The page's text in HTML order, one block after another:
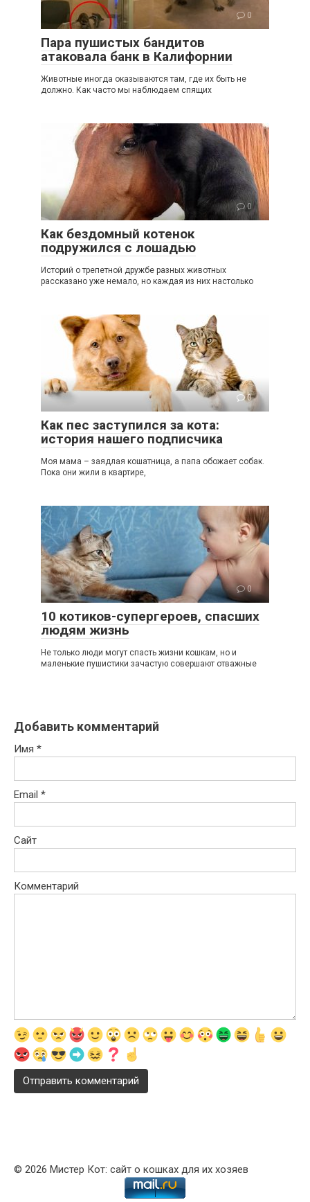
0
Пара пушистых бандитов
атаковала банк в Калифорнии
Животные иногда оказываются там, где их быть не
должно. Как часто мы наблюдаем спящих
0
Как бездомный котенок
подружился с лошадью
Историй о трепетной дружбе разных животных
рассказано уже немало, но каждая из них настолько
0
Как пес заступился за кота:
история нашего подписчика
Моя мама – заядлая кошатница, а папа обожает собак.
Пока они жили в квартире,
0
10 котиков-супергероев, спасших
людям жизнь
Не только люди могут спасть жизни кошкам, но и
маленькие пушистики зачастую совершают отважные
Добавить комментарий
Имя *
Email *
Сайт
Комментарий
© 2026 Мистер Кот: сайт о кошках для их хозяев